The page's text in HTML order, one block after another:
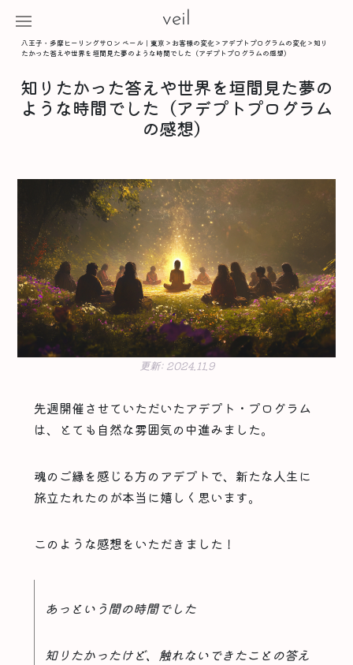
veil
八王子・多摩ヒーリングサロン ベール｜東京 > お客様の変化> アデプトプログラムの変化>知り
たかった答えや世界を垣間見た夢のような時間でした（アデプトプログラムの感想）
知りたかった答えや世界を垣間見た夢の
ような時間でした（アデプトプログラム
の感想）
更新: 2024.11.9
先週開催させていただいたアデプト・プログラム
は、とても自然な雰囲気の中進みました。
魂のご縁を感じる方のアデプトで、新たな人生に
旅立たれたのが本当に嬉しく思います。
このような感想をいただきました！
あっという間の時間でした
知りたかったけど、触れないできたことの答え